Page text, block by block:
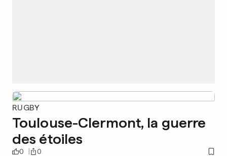
RUGBY
Toulouse-Clermont, la guerre
des étoiles
0 0